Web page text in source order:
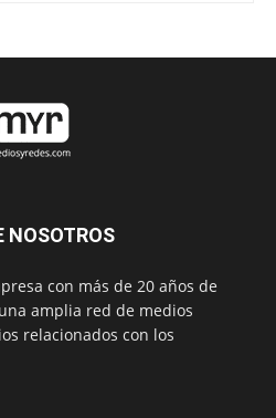
NOSOTROS
con más de 20 años de
amplia red de medios
relacionados con los